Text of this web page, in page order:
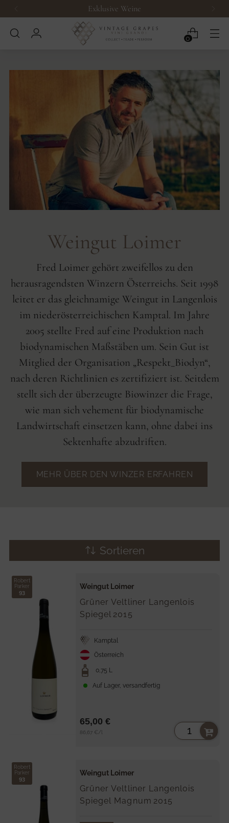
Exklusive Weine
0
Weingut Loimer
Fred Loimer gehört zweifellos zu den
herausragendsten Winzern Österreichs. Seit 1998
leitet er das gleichnamige Weingut in Langenlois
im niederösterreichischen Kamptal. Im Jahre
2005 stellte Fred auf eine Produktion nach
biodynamischen Maßstäben um. Sein Gut ist
Mitglied der Organisation „Respekt_Biodyn“,
nach deren Richtlinien es zertifiziert ist. Seitdem
stellt sich der überzeugte Biowinzer die Frage,
wie man sich vehement für biodynamische
Landwirtschaft einsetzen kann, ohne dabei ins
Sektenhafte abzudriften.
MEHR ÜBER DEN WINZER ERFAHREN
Sortieren
Robert
Parker
93
Weingut Loimer
Grüner Veltliner Langenlois
Spiegel 2015
Kamptal
Österreich
0,75 L
Auf Lager, versandfertig
Stückpreis
86,67 € /
65,00 €
Robert
Parker
93
Weingut Loimer
Grüner Veltliner Langenlois
Spiegel Magnum 2015